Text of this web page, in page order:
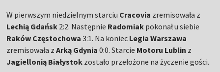
W pierwszym niedzielnym starciu Cracovia zremisowała z
Lechią Gdańsk 2:2. Następnie Radomiak pokonał u siebie
Raków Częstochowa 3:1. Na koniec Legia Warszawa
zremisowała zArką Gdynia0:0. Starcie Motoru Lublin z
Jagiellonią Białystok zostało przełożone na życzenie gości.